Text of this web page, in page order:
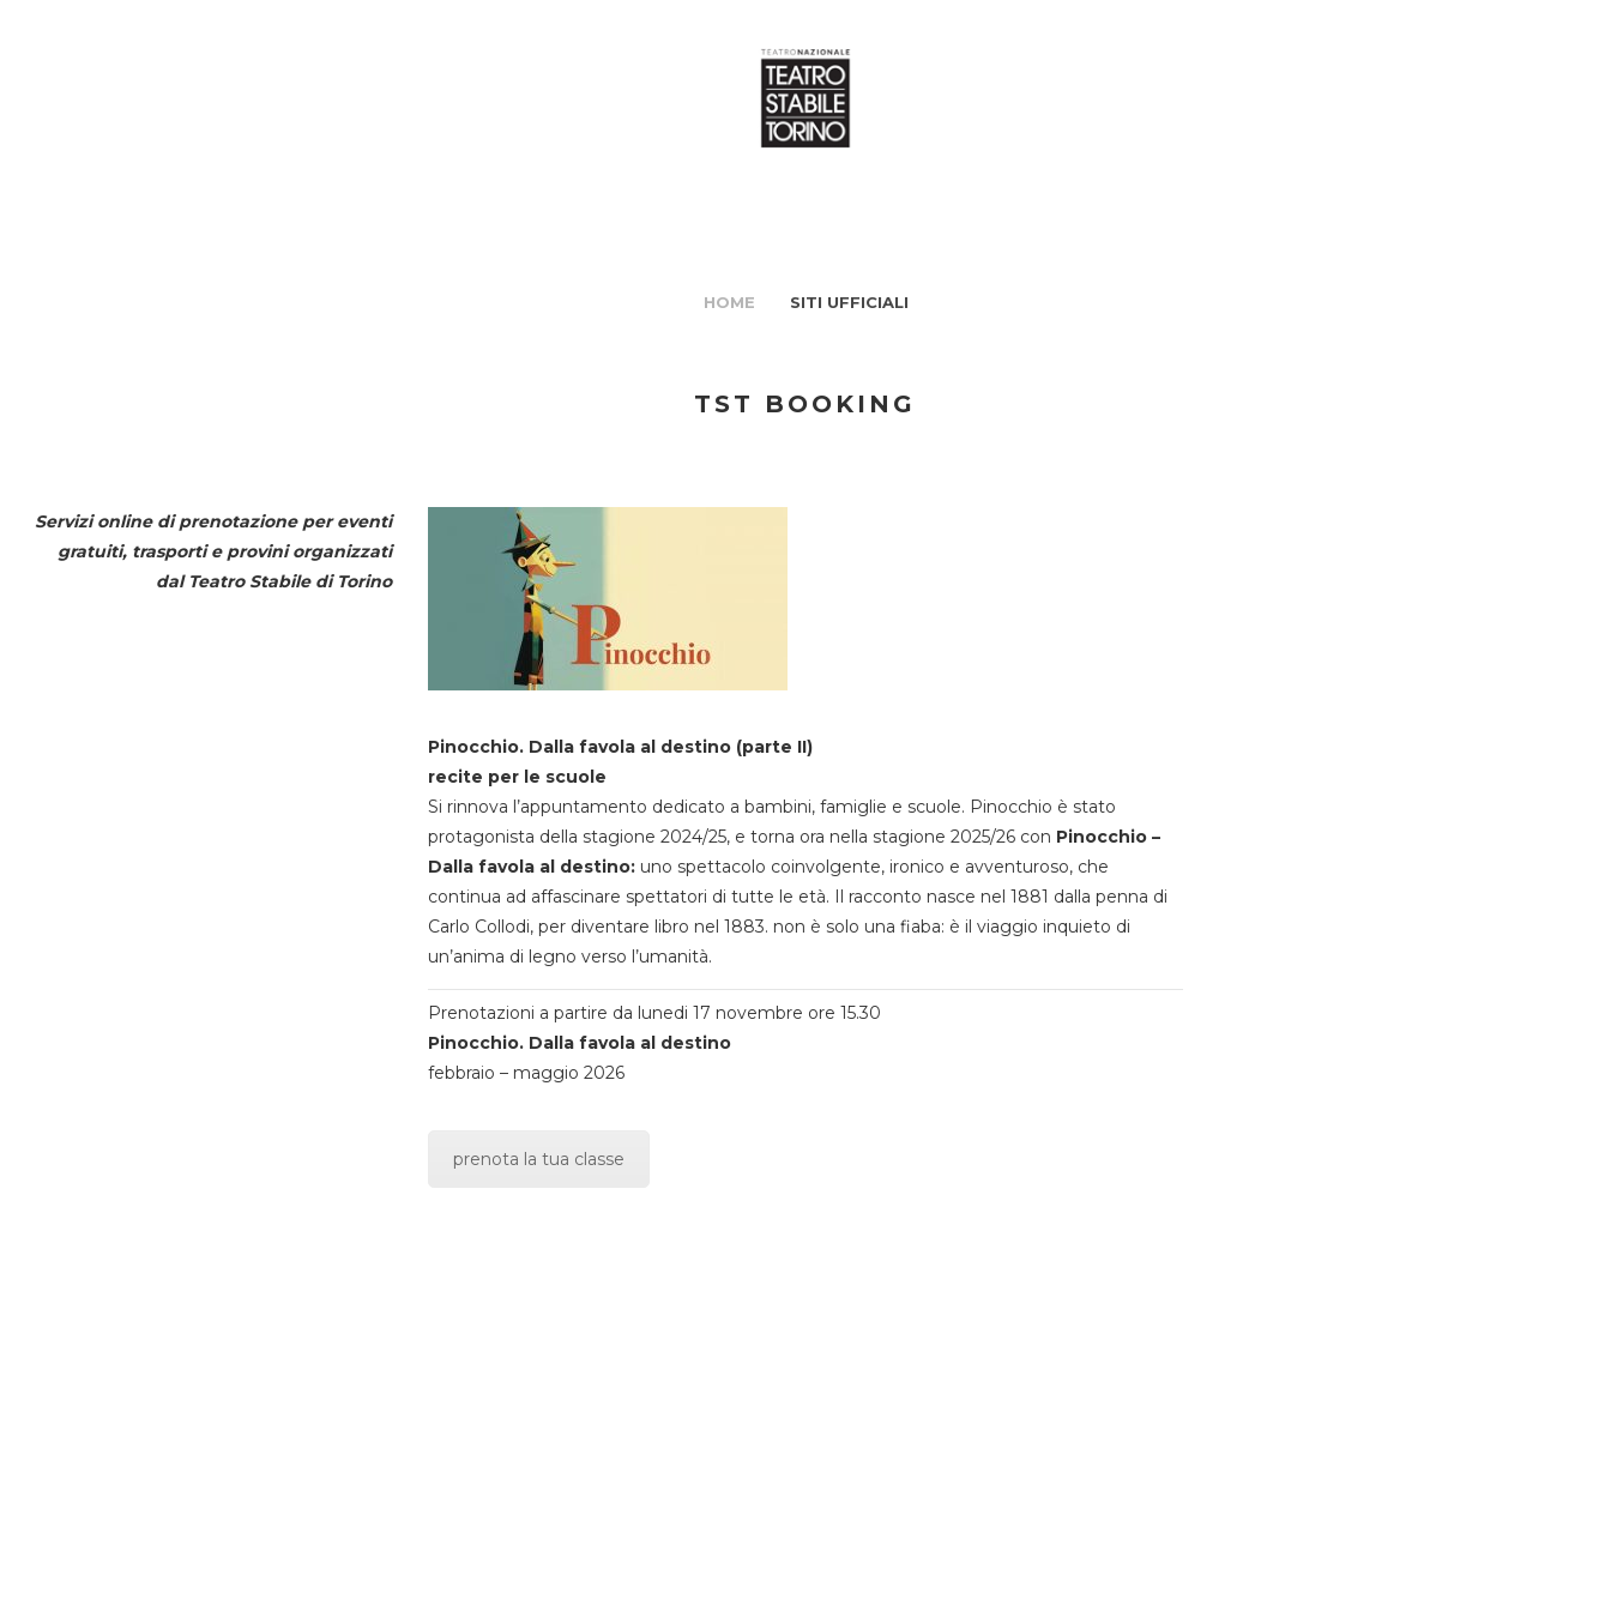
HOME SITI UFFICIALI
TST BOOKING
Servizi online di prenotazione per eventi
gratuiti, trasporti e provini organizzati
dal Teatro Stabile di Torino
Pinocchio. Dalla favola al destino (parte II)
recite per le scuole
Si rinnova l’appuntamento dedicato a bambini, famiglie e scuole. Pinocchio è stato
protagonista della stagione 2024/25, e torna ora nella stagione 2025/26 con Pinocchio –
Dalla favola al destino:uno spettacolo coinvolgente, ironico e avventuroso, che
continua ad affascinare spettatori di tutte le età. Il racconto nasce nel 1881 dalla penna di
Carlo Collodi, per diventare libro nel 1883. non è solo una fiaba: è il viaggio inquieto di
un’anima di legno verso l’umanità.
Prenotazioni a partire da lunedi 17 novembre ore 15.30
Pinocchio. Dalla favola al destino
febbraio – maggio 2026
prenota la tua classe